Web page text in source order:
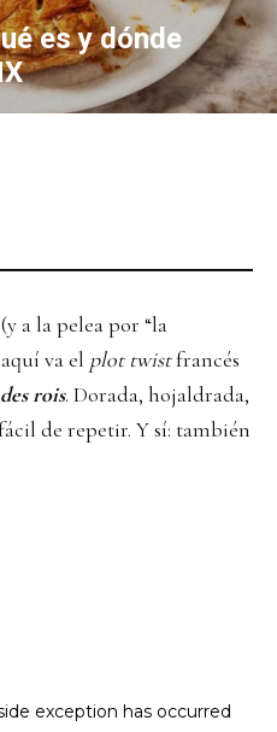
es y dónde
a la pelea por “la
va el plot twistfrancés
rois. Dorada, hojaldrada,
de repetir. Y sí: también